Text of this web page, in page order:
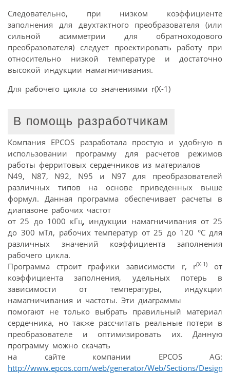
Следовательно, при низком коэффициенте
заполнения для двухтактного преобразователя (или
сильной асимметрии для обратноходового
преобразователя) следует проектировать работу при
относительно низкой температуре и достаточно
высокой индукции намагничивания.
Для рабочего цикла со значениями r(X-1)
В помощь разработчикам
Компания EPCOS разработала простую и удобную в
использовании программу для расчетов режимов
работы ферритовых сердечников из материалов
N49, N87, N92, N95 и N97 для преобразователей
различных типов на основе приведенных выше
формул. Данная программа обеспечивает расчеты в
диапазоне рабочих частот
от 25 до 1000 кГц, индукции намагничивания от 25
до 300 мТл, рабочих температур от 25 до 120 °C для
различных значений коэффициента заполнения
рабочего цикла.
Программа строит графики зависимости r, r(X-1)
от
коэффициента заполнения, удельных потерь в
зависимости от температуры, индукции
намагничивания и частоты. Эти диаграммы
помогают не только выбрать правильный материал
сердечника, но также рассчитать реальные потери в
преобразователе и оптимизировать их. Данную
программу можно скачать
на сайте компании EPCOS AG:
http://www.epcos.com/web/generator/Web/Sections/